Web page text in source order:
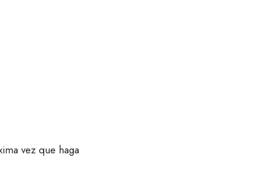
vez que haga